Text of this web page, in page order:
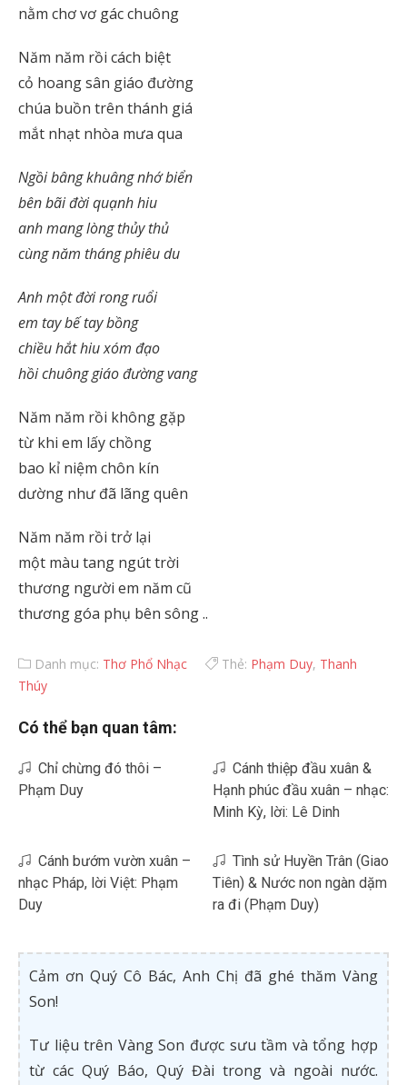
nằm chơ vơ gác chuông
Năm năm rồi cách biệt
cỏ hoang sân giáo đường
chúa buồn trên thánh giá
mắt nhạt nhòa mưa qua
Ngồi bâng khuâng nhớ biển
bên bãi đời quạnh hiu
anh mang lòng thủy thủ
cùng năm tháng phiêu du
Anh một đời rong ruổi
em tay bế tay bồng
chiều hắt hiu xóm đạo
hồi chuông giáo đường vang
Năm năm rồi không gặp
từ khi em lấy chồng
bao kỉ niệm chôn kín
dường như đã lãng quên
Năm năm rồi trở lại
một màu tang ngút trời
thương người em năm cũ
thương góa phụ bên sông ..
Danh mục: Thơ Phổ Nhạc Thẻ: Phạm Duy, Thanh
Thúy
Có thể bạn quan tâm:
Chỉ chừng đó thôi –
Phạm Duy
Cánh thiệp đầu xuân &
Hạnh phúc đầu xuân – nhạc:
Minh Kỳ, lời: Lê Dinh
Cánh bướm vườn xuân –
nhạc Pháp, lời Việt: Phạm
Duy
Tình sử Huyền Trân (Giao
Tiên) & Nước non ngàn dặm
ra đi (Phạm Duy)
Cảm ơn Quý Cô Bác, Anh Chị đã ghé thăm Vàng
Son!
Tư liệu trên Vàng Son được sưu tầm và tổng hợp
từ các Quý Báo, Quý Đài trong và ngoài nước.